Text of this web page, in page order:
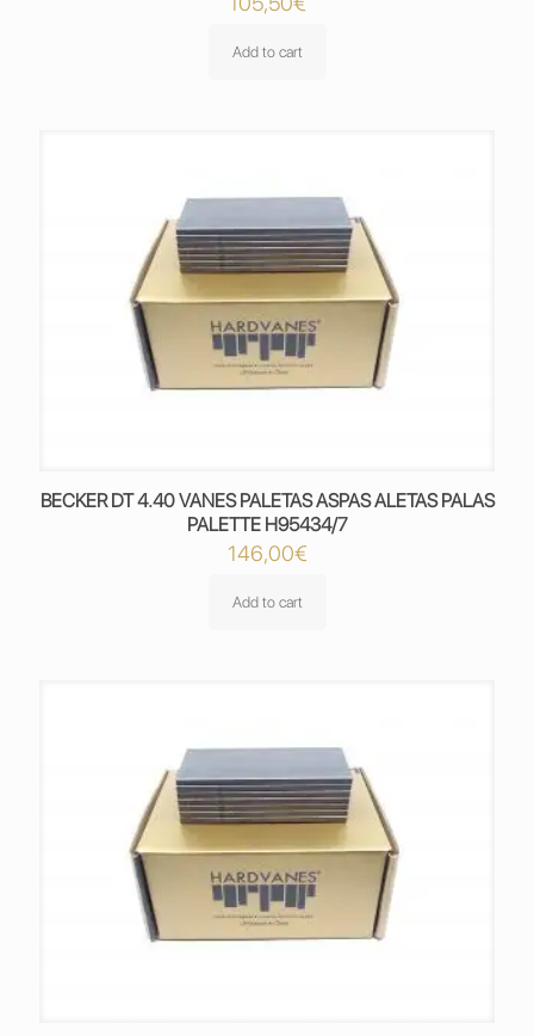
Add to cart
BECKER DT 4.40 VANES PALETAS ASPAS ALETAS PALAS
PALETTE H95434/7
146,00€
Add to cart